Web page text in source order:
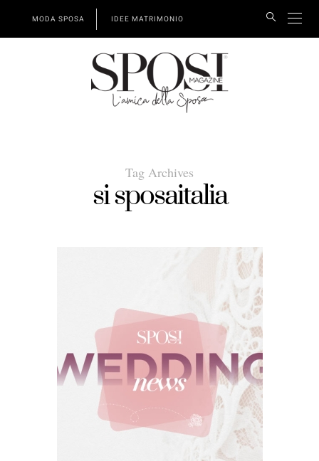
MODA SPOSA IDEE MATRIMONIO
Tag Archives
si sposaitalia